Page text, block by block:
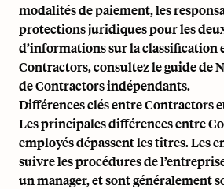
modalités de paiement, les
protections juridiques pour les
d’informations sur la classification
Contractors, consultezle guide de
de Contractors indépendants.
Différences clés entre Contractors
Les principales différences entre
employés dépassent les titres. Les
suivre les procédures de
un manager, et sont généralement